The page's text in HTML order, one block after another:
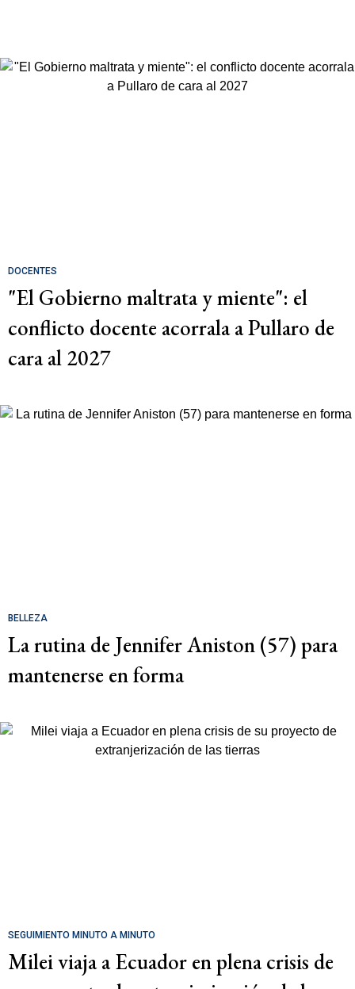
DOCENTES
"El Gobierno maltrata y miente": el
conflicto docente acorrala a Pullaro de
cara al 2027
BELLEZA
La rutina de Jennifer Aniston (57) para
mantenerse en forma
SEGUIMIENTO MINUTO A MINUTO
Milei viaja a Ecuador en plena crisis de